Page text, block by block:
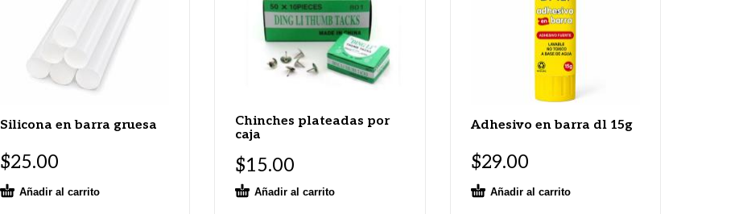
Silicona en barra gruesa
$25.00
Añadir al carrito
Chinches plateadas por
caja
$15.00
Añadir al carrito
Adhesivo en barra dl 15g
$29.00
Añadir al carrito